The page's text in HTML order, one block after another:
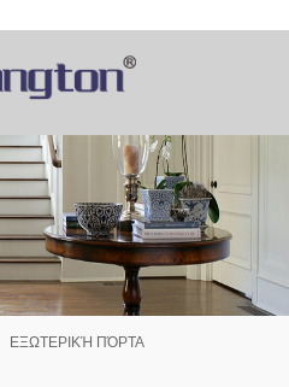
ΕΞΩΤΕΡΙΚΉ ΠΌΡΤΑ